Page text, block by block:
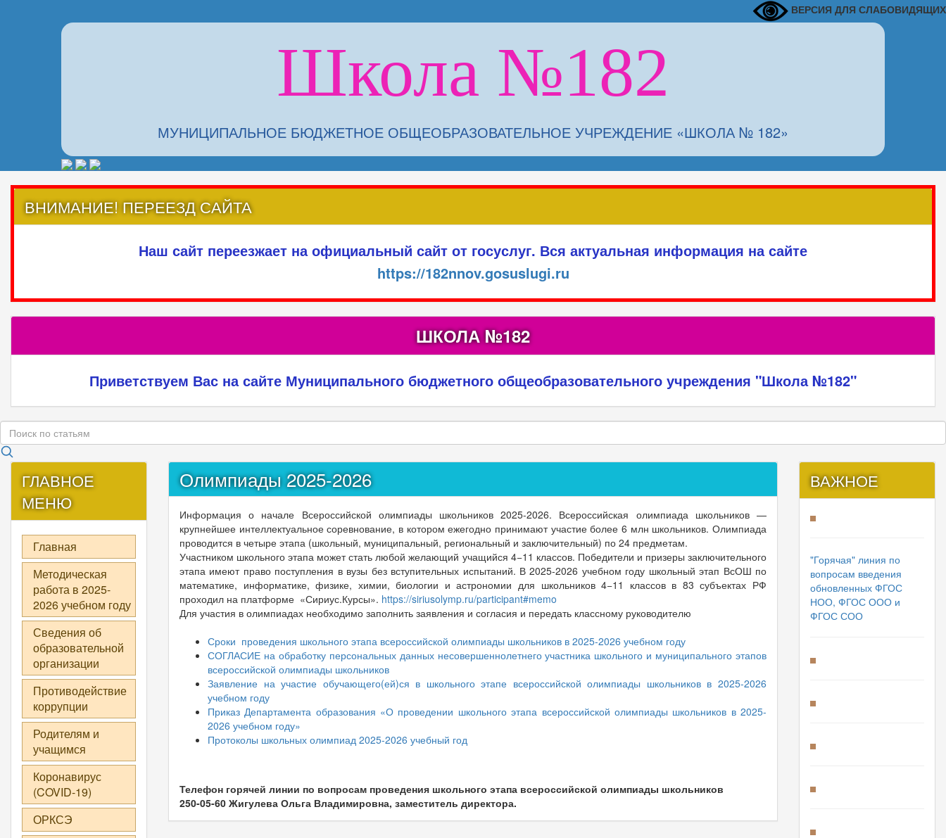
ВЕРСИЯ ДЛЯ СЛАБОВИДЯЩИХ
Школа №182
МУНИЦИПАЛЬНОЕ БЮДЖЕТНОЕ ОБЩЕОБРАЗОВАТЕЛЬНОЕ УЧРЕЖДЕНИЕ «ШКОЛА № 182»
ВНИМАНИЕ! ПЕРЕЕЗД САЙТА
Наш сайт переезжает на официальный сайт от госуслуг. Вся актуальная информация на сайте
https://182nnov.gosuslugi.ru
ШКОЛА №182
Приветствуем Вас на сайте Муниципального бюджетного общеобразовательного учреждения "Школа №182"
ГЛАВНОЕ
МЕНЮ
Главная
Методическая
работа в 2025-
2026 учебном году
Сведения об
образовательной
организации
Противодействие
коррупции
Родителям и
учащимся
Коронавирус
(COVID-19)
ОРКСЭ
Олимпиады 2025-2026
Информация о начале Всероссийской олимпиады школьников 2025-2026. Всероссийская олимпиада школьников —
крупнейшее интеллектуальное соревнование, в котором ежегодно принимают участие более 6 млн школьников. Олимпиада
проводится в четыре этапа (школьный, муниципальный, региональный и заключительный) по 24 предметам.
Участником школьного этапа может стать любой желающий учащийся 4−11 классов. Победители и призеры заключительного
этапа имеют право поступления в вузы без вступительных испытаний. В 2025-2026 учебном году школьный этап ВсОШ по
математике, информатике, физике, химии, биологии и астрономии для школьников 4−11 классов в 83 субъектах РФ
проходил на платформе «Сириус.Курсы». https://siriusolymp.ru/participant#memo
Для участия в олимпиадах необходимо заполнить заявления и согласия и передать классному руководителю
Сроки проведения школьного этапа всероссийской олимпиады школьников в 2025-2026 учебном году
СОГЛАСИЕ на обработку персональных данных несовершеннолетнего участника школьного и муниципального этапов
всероссийской олимпиады школьников
Заявление на участие обучающего(ей)ся в школьного этапе всероссийской олимпиады школьников в 2025-2026
учебном году
Приказ Департамента образования «О проведении школьного этапа всероссийской олимпиады школьников в 2025-
2026 учебном году»
Протоколы школьных олимпиад 2025-2026 учебный год
Телефон горячей линии по вопросам проведения школьного этапа всероссийской олимпиады школьников
250-05-60 Жигулева Ольга Владимировна, заместитель директора.
ВАЖНОЕ
"Горячая" линия по
вопросам введения
обновленных ФГОС
НОО, ФГОС ООО и
ФГОС СОО